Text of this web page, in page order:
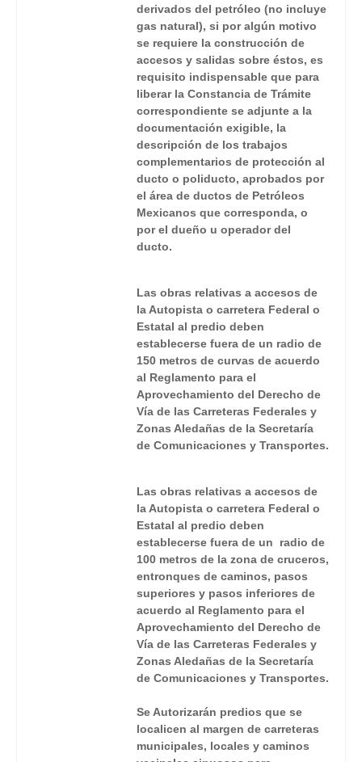
derivados del petróleo (no incluye
gas natural), si por algún motivo
se requiere la construcción de
accesos y salidas sobre éstos, es
requisito indispensable que para
liberar la Constancia de Trámite
correspondiente se adjunte a la
documentación exigible, la
descripción de los trabajos
complementarios de protección al
ducto o poliducto, aprobados por
el área de ductos de Petróleos
Mexicanos que corresponda, o
por el dueño u operador del
ducto.
Las obras relativas a accesos de
la Autopista o carretera Federal o
Estatal al predio deben
establecerse fuera de un radio de
150 metros de curvas de acuerdo
al Reglamento para el
Aprovechamiento del Derecho de
Vía de las Carreteras Federales y
Zonas Aledañas de la Secretaría
de Comunicaciones y Transportes.
Las obras relativas a accesos de
la Autopista o carretera Federal o
Estatal al predio deben
establecerse fuera de un radio de
100 metros de la zona de cruceros,
entronques de caminos, pasos
superiores y pasos inferiores de
acuerdo al Reglamento para el
Aprovechamiento del Derecho de
Vía de las Carreteras Federales y
Zonas Aledañas de la Secretaría
de Comunicaciones y Transportes.
Se Autorizarán predios que se
localicen al margen de carreteras
municipales, locales y caminos